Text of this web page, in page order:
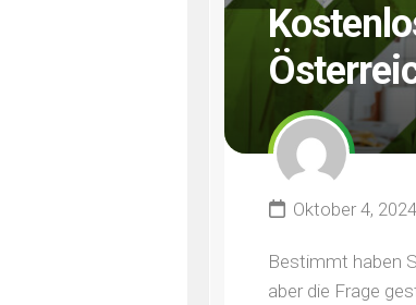
Oktober 4, 2024
Bestimmt haben
aber die Frage